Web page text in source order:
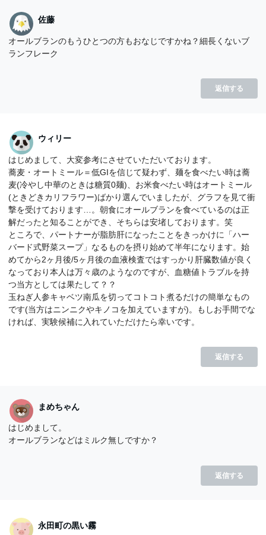
佐藤
オールブランのもうひとつの方もおなじですかね？細長くないブ
ランフレーク
返信する
ウィリー
はじめまして、大変参考にさせていただいております。
蕎麦・オートミール＝低GIを信じて疑わず、麺を食べたい時は蕎
麦(冷やし中華のときは糖質0麺)、お米食べたい時はオートミール
(ときどきカリフラワー)ばかり選んでいましたが、グラフを見て衝
撃を受けております…。朝食にオールブランを食べているのは正
解だったと知ることができ、そちらは安堵しております。笑
ところで、パートナーが脂肪肝になったことをきっかけに「ハー
バード式野菜スープ」なるものを摂り始めて半年になります。始
めてから2ヶ月後/5ヶ月後の血液検査ではすっかり肝臓数値が良く
なっており本人は万々歳のようなのですが、血糖値トラブルを持
つ当方としては果たして？？
玉ねぎ人参キャベツ南瓜を切ってコトコト煮るだけの簡単なもの
です(当方はニンニクやキノコを加えていますが)。もしお手間でな
ければ、実験候補に入れていただけたら幸いです。
返信する
まめちゃん
はじめまして。
オールブランなどはミルク無しですか？
返信する
永田町の黒い霧